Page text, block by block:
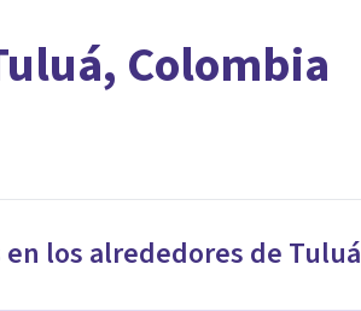
adecuado?Colombia
los alrededores de Tuluá